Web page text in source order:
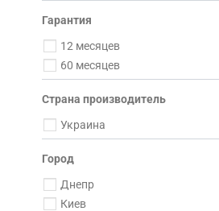
Гарантия
12 месяцев
60 месяцев
Страна производитель
Украина
Город
Днепр
Киев